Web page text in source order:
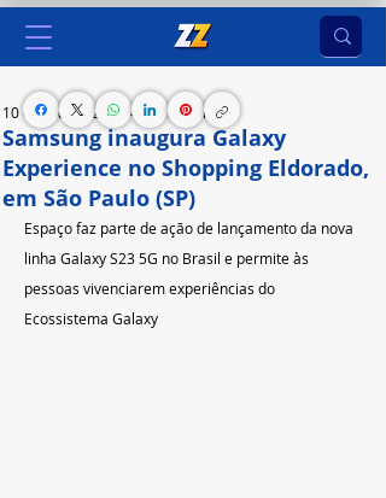
Samsung inaugura Galaxy
Experience no Shopping Eldorado,
em São Paulo (SP)
10 de fev. de 2023 4 min de leitura
Espaço faz parte de ação de lançamento da nova
linha Galaxy S23 5G no Brasil e permite às
pessoas vivenciarem experiências do
Ecossistema Galaxy